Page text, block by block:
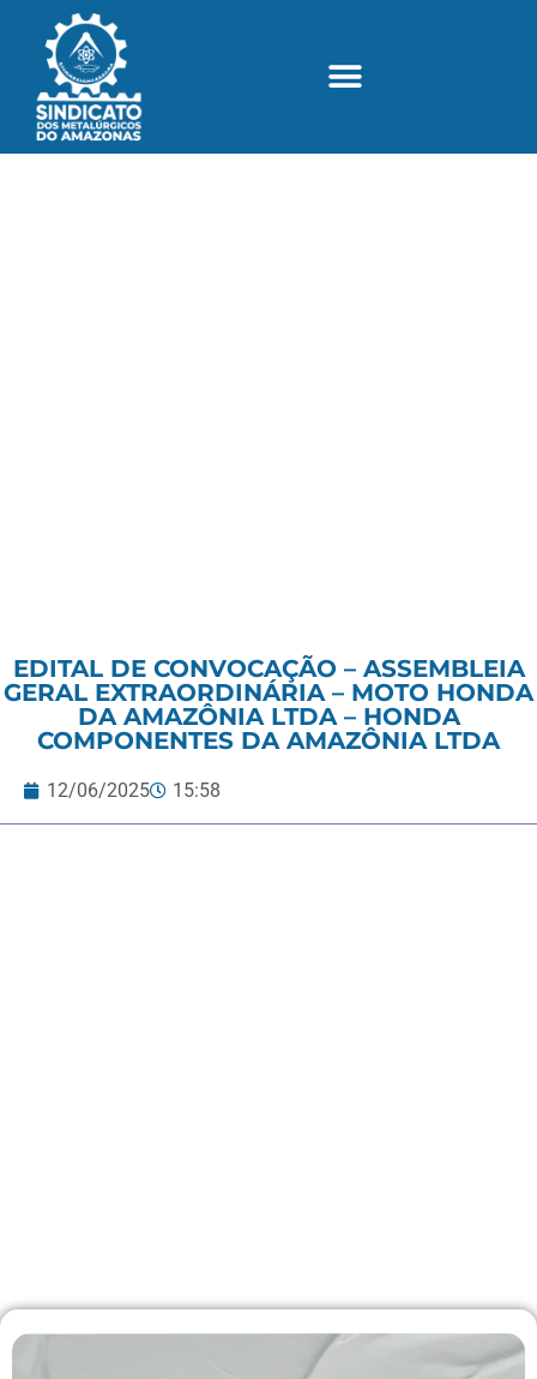
EDITAL DE CONVOCAÇÃO – ASSEMBLEIA
GERAL EXTRAORDINÁRIA – MOTO HONDA
DA AMAZÔNIA LTDA – HONDA
COMPONENTES DA AMAZÔNIA LTDA
12/06/2025 15:58